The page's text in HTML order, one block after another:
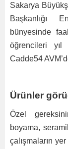
Sakarya
Başkanlığı
bünyesinde
öğrencileri
Cadde54
Ürünler
Özel
boyama,
çalışmaların